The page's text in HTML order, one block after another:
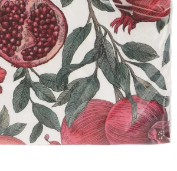
STOLOVANIE A VARENIE
Jedálenský servis
Príbory
Hrnce
Panvice
Zobrazit vše
Kúpeľňové zostavy
Jedálenské zostavy
Záhradné zostavy